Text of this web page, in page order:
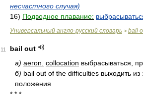
несчастного случая)
16) Подводное плавание:
Универсальный англо-русский словарь > bail
11
bail out
а) aeron. collocation выбрасываться,
б) bail out of the difficulties выходить из
положения
* * *